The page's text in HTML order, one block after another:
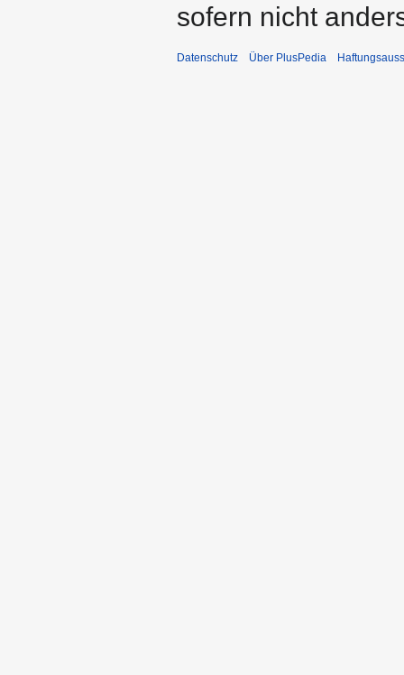
sofern nicht
Datenschutz Über PlusPedia